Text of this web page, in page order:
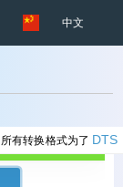
中文
所有转换格式为了 DTS